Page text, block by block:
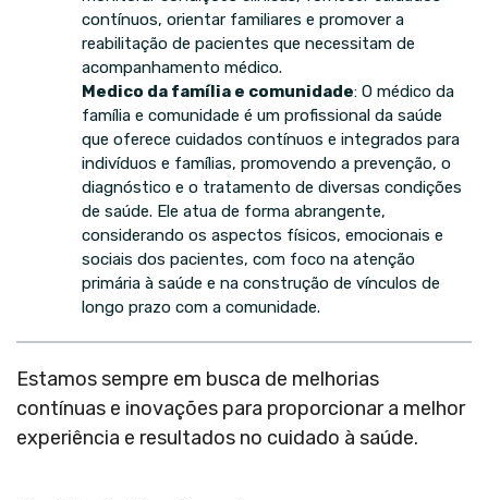
contínuos, orientar familiares e promover a
reabilitação de pacientes que necessitam de
acompanhamento médico.
Medico da família e comunidade: O médico da
família e comunidade é um profissional da saúde
que oferece cuidados contínuos e integrados para
indivíduos e famílias, promovendo a prevenção, o
diagnóstico e o tratamento de diversas condições
de saúde. Ele atua de forma abrangente,
considerando os aspectos físicos, emocionais e
sociais dos pacientes, com foco na atenção
primária à saúde e na construção de vínculos de
longo prazo com a comunidade.
Estamos sempre em busca de melhorias
contínuas e inovações para proporcionar a melhor
experiência e resultados no cuidado à saúde.